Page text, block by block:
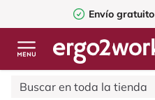
Envío gratuito